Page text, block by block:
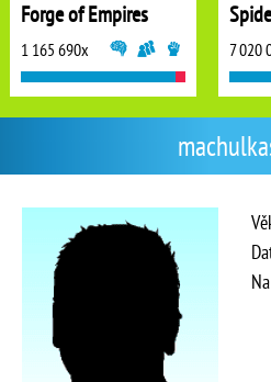
Forge of Empires
1 165 690x 7 020